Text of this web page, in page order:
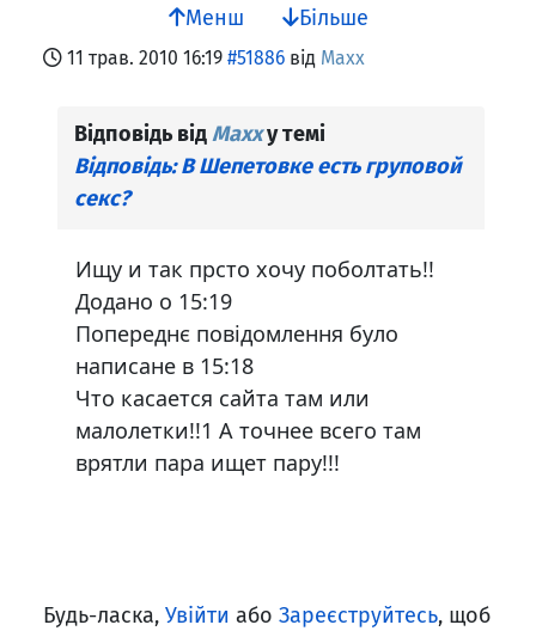
Менш Більше
11 трав. 2010 16:19 #51886 від Maxx
Відповідь відMaxxу темі
Відповідь: В Шепетовке есть груповой
секс?
Ищу и так прсто хочу поболтать!!
Додано о 15:19
Попереднє повідомлення було
написане в 15:18
Что касается сайта там или
малолетки!!1 А точнее всего там
врятли пара ищет пару!!!
Будь-ласка, Увійти або Зареєструйтесь, щоб